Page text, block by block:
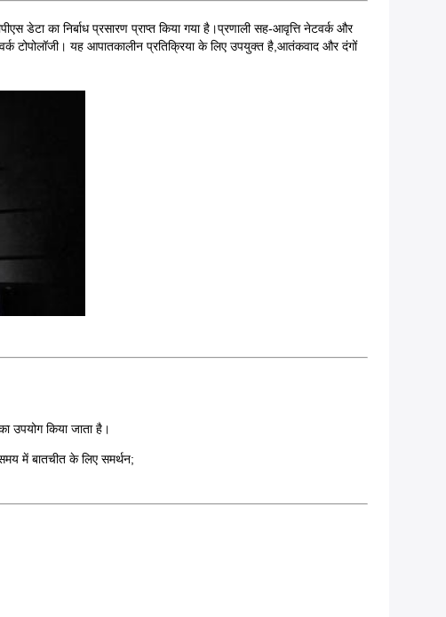
का निर्बाध प्रसारण प्राप्त किया गया है।प्रणाली सह-आवृत्ति नेटवर्क और
टोपोलॉजी। यह आपातकालीन प्रतिक्रिया के लिए उपयुक्त है,आतंकवाद और दंगों
उपयोग किया जाता है।
में बातचीत के लिए समर्थन;